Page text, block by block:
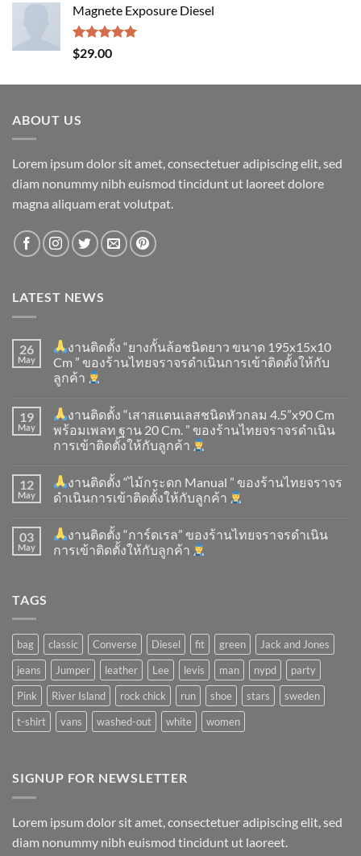
Magnete Exposure Diesel
Rated5.00
out of 5
$29.00
ABOUT US
Lorem ipsum dolor sit amet, consectetuer adipiscing elit, sed
diam nonummy nibh euismod tincidunt ut laoreet dolore
magna aliquam erat volutpat.
LATEST NEWS
26
May
งานติดตั้ง “ยางกั้นล้อชนิดยาว ขนาด 195x15x10
Cm ” ของร้านไทยจราจรดำเนินการเข้าติดตั้ง​ให้กับ
ลูกค้า
19
May
งานติดตั้ง “เสาสแตนเลสชนิดหัวกลม 4.5”x90 Cm
พร้อมเพลท ฐาน 20 Cm. ” ของร้านไทยจราจรดำเนิน
การเข้าติดตั้ง​ให้กับลูกค้า
12
May
งานติดตั้ง “ไม้กระดก Manual ” ของร้านไทยจราจร
ดำเนินการเข้าติดตั้ง​ให้กับลูกค้า
03
May
งานติดตั้ง “การ์ดเรล” ของร้านไทยจราจรดำเนิน
การเข้าติดตั้ง​ให้กับลูกค้า
TAGS
bag classic Converse Diesel fit green
Jack and Jones
jeans
Jumper leather Lee levis man nypd
party
Pink
River Island rock chick run shoe stars
sweden
t-shirt
vans washed-out white women
SIGNUP FOR NEWSLETTER
Lorem ipsum dolor sit amet, consectetuer adipiscing elit, sed
diam nonummy nibh euismod tincidunt ut laoreet.